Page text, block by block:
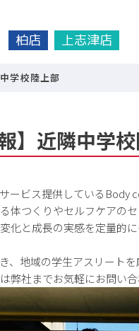
柏店 上志津店
学校陸上部
】近隣中学
ービス提供しているBody
体つくりやセルフケアのセ
化と成長の実感を定量的
、地域の学生アスリートを
弊社までお気軽にお問い合